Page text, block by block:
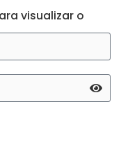
visualizar o